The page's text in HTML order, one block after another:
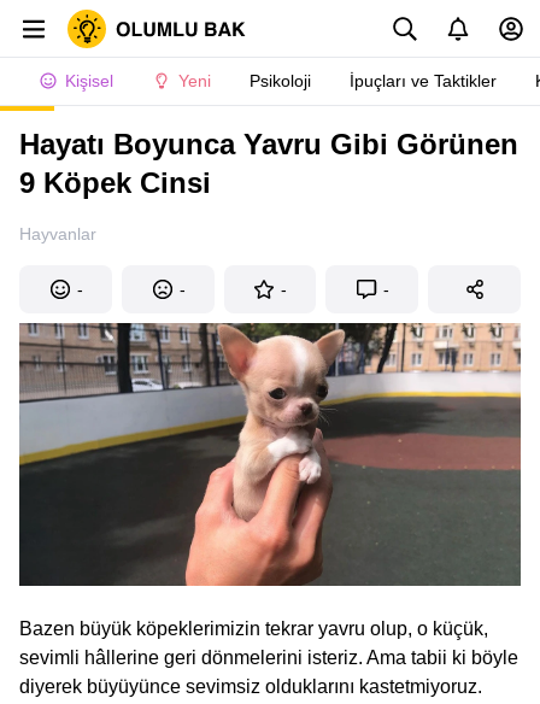
Kişisel Yeni Psikoloji İpuçları ve Taktikler
Hayatı Boyunca Yavru Gibi Görünen
9 Köpek Cinsi
Hayvanlar
- - - -
Bazen büyük köpeklerimizin tekrar yavru olup, o küçük,
sevimli hâllerine geri dönmelerini isteriz. Ama tabii ki böyle
diyerek büyüyünce sevimsiz olduklarını kastetmiyoruz.